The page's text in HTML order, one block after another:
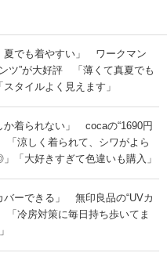
夏でも着やすい」 ワークマン
ツ”が大好評 「薄くて真夏でも
タイルよく見えます」
か着られない」 cocaの“1690円
涼しく着られて、シワがよら
「大好きすぎて色違いも購入」
バーできる」 無印良品の“UVカ
「冷房対策に毎日持ち歩いてま